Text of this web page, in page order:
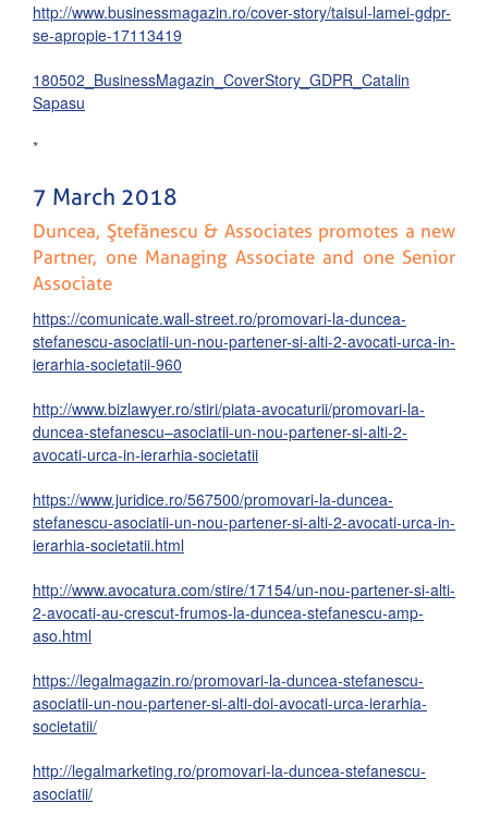
http://www.businessmagazin.ro/cover-story/taisul-lamei-gdpr-
se-apropie-17113419
180502_BusinessMagazin_CoverStory_GDPR_Catalin
Sapasu
*
7 March 2018
Duncea, Ştefănescu & Associates promotes a new
Partner, one Managing Associate and one Senior
Associate
https://comunicate.wall-street.ro/promovari-la-duncea-
stefanescu-asociatii-un-nou-partener-si-alti-2-avocati-urca-in-
ierarhia-societatii-960
http://www.bizlawyer.ro/stiri/piata-avocaturii/promovari-la-
duncea-stefanescu–asociatii-un-nou-partener-si-alti-2-
avocati-urca-in-ierarhia-societatii
https://www.juridice.ro/567500/promovari-la-duncea-
stefanescu-asociatii-un-nou-partener-si-alti-2-avocati-urca-in-
ierarhia-societatii.html
http://www.avocatura.com/stire/17154/un-nou-partener-si-alti-
2-avocati-au-crescut-frumos-la-duncea-stefanescu-amp-
aso.html
https://legalmagazin.ro/promovari-la-duncea-stefanescu-
asociatii-un-nou-partener-si-alti-doi-avocati-urca-ierarhia-
societatii/
http://legalmarketing.ro/promovari-la-duncea-stefanescu-
asociatii/